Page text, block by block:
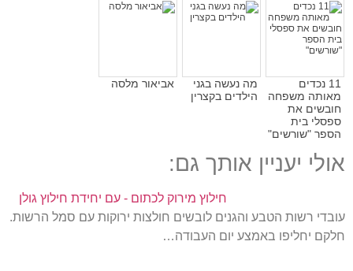
11 נכדים
מאותה משפחה
חובשים את
ספסלי בית
הספר "שורשים"
מה נעשה בגני
הילדים בקצרין
אביאור מלסה
אולי יעניין אותך גם:
חילוץ מירוק לכתום - עם יחידת חילוץ גולן
עובדי רשות הטבע והגנים לובשים חולצות ירוקות עם סמל הרשות.
חלקם יחליפו באמצע יום העבודה…